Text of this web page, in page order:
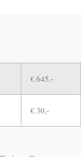
€ 645,-
€ 30,-